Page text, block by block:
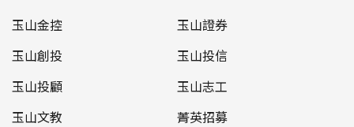
玉山金控
玉山證券
玉山創投
玉山投信
玉山投顧
玉山志工
玉山文教
菁英招募